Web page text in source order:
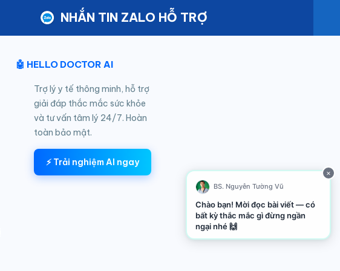
×
BS. Nguyễn Tường Vũ
Chào bạn! Mời đọc bài viết — có
bất kỳ thắc mắc gì đừng ngần
ngại nhé 🙌
NHẮN TIN ZALO HỖ TRỢ
🤖 HELLO DOCTOR AI
Trợ lý y tế thông minh, hỗ trợ
giải đáp thắc mắc sức khỏe
và tư vấn tâm lý 24/7. Hoàn
toàn bảo mật.
⚡ Trải nghiệm AI ngay